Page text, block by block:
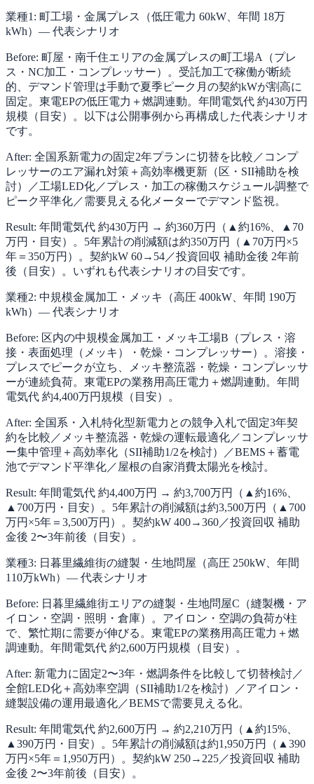
業種1: 町工場・金属プレス（低圧電力 60kW、年間 18万
kWh）— 代表シナリオ
Before: 町屋・南千住エリアの金属プレスの町工場A（プレ
ス・NC加工・コンプレッサー）。受託加工で稼働が断続
的、デマンド管理は手動で夏季ピーク月の契約kWが割高に
固定。東電EPの低圧電力＋燃調連動。年間電気代 約430万円
規模（目安）。以下は公開事例から再構成した代表シナリオ
です。
After: 全国系新電力の固定2年プランに切替を比較／コンプ
レッサーのエア漏れ対策＋高効率機更新（区・SII補助を検
討）／工場LED化／プレス・加工の稼働スケジュール調整で
ピーク平準化／需要見える化メーターでデマンド監視。
Result: 年間電気代 約430万円 → 約360万円（▲約16%、▲70
万円・目安）。5年累計の削減額は約350万円（▲70万円×5
年＝350万円）。契約kW 60→54／投資回収 補助金後 2年前
後（目安）。いずれも代表シナリオの目安です。
業種2: 中規模金属加工・メッキ（高圧 400kW、年間 190万
kWh）— 代表シナリオ
Before: 区内の中規模金属加工・メッキ工場B（プレス・溶
接・表面処理（メッキ）・乾燥・コンプレッサー）。溶接・
プレスでピークが立ち、メッキ整流器・乾燥・コンプレッサ
ーが連続負荷。東電EPの業務用高圧電力＋燃調連動。年間
電気代 約4,400万円規模（目安）。
After: 全国系・入札特化型新電力との競争入札で固定3年契
約を比較／メッキ整流器・乾燥の運転最適化／コンプレッサ
ー集中管理＋高効率化（SII補助1/2を検討）／BEMS＋蓄電
池でデマンド平準化／屋根の自家消費太陽光を検討。
Result: 年間電気代 約4,400万円 → 約3,700万円（▲約16%、
▲700万円・目安）。5年累計の削減額は約3,500万円（▲700
万円×5年＝3,500万円）。契約kW 400→360／投資回収 補助
金後 2〜3年前後（目安）。
業種3: 日暮里繊維街の縫製・生地問屋（高圧 250kW、年間
110万kWh）— 代表シナリオ
Before: 日暮里繊維街エリアの縫製・生地問屋C（縫製機・ア
イロン・空調・照明・倉庫）。アイロン・空調の負荷が柱
で、繁忙期に需要が伸びる。東電EPの業務用高圧電力＋燃
調連動。年間電気代 約2,600万円規模（目安）。
After: 新電力に固定2〜3年・燃調条件を比較して切替検討／
全館LED化＋高効率空調（SII補助1/2を検討）／アイロン・
縫製設備の運用最適化／BEMSで需要見える化。
Result: 年間電気代 約2,600万円 → 約2,210万円（▲約15%、
▲390万円・目安）。5年累計の削減額は約1,950万円（▲390
万円×5年＝1,950万円）。契約kW 250→225／投資回収 補助
金後 2〜3年前後（目安）。